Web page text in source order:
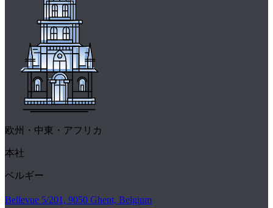
欧州・中東・アフリカ
本社
ベルギー
Bellevue 5/201, 9050 Ghent, Belgium